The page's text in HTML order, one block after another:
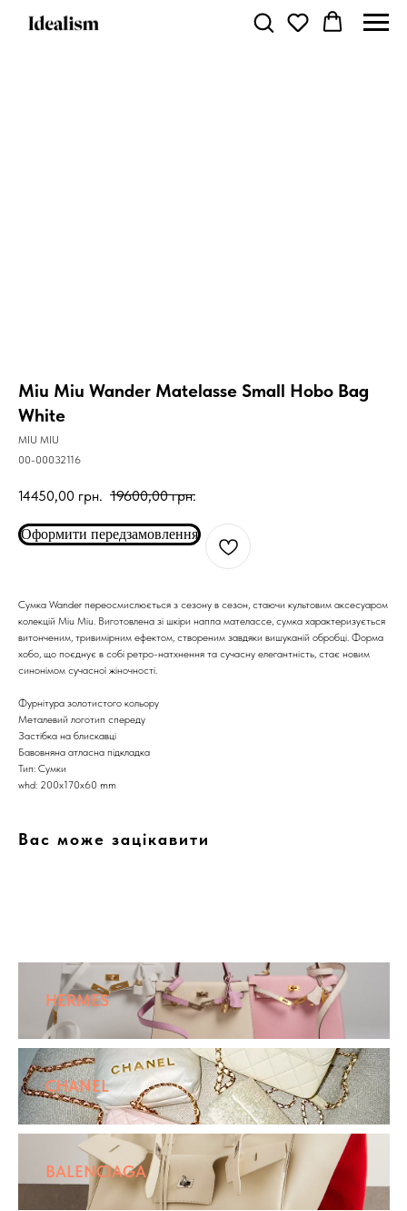
Miu Miu Wander Matelasse Small Hobo Bag
White
MIU MIU
00-00032116
14450,00 грн. 19600,00 грн.
Оформити передзамовлення
Сумка Wander переосмислюється з сезону в сезон, стаючи культовим аксесуаром
колекцій Miu Miu. Виготовлена зі шкіри наппа мателассе, сумка характеризується
витонченим, тривимірним ефектом, створеним завдяки вишуканій обробці. Форма
хобо, що поєднує в собі ретро-натхнення та сучасну елегантність, стає новим
синонімом сучасної жіночності.
Фурнітура золотистого кольору
Металевий логотип спереду
Застібка на блискавці
Бавовняна атласна підкладка
Тип: Сумки
whd: 200x170x60 mm
Вас може зацікавити
HERMES
CHANEL
BALENCIAGA